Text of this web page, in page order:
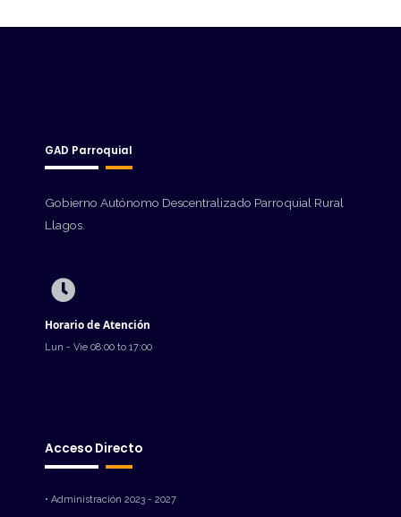
GAD Parroquial
Gobierno Autónomo Descentralizado Parroquial Rural
Llagos.
Horario de Atención
Lun - Vie 08:00 to 17:00
Acceso Directo
• Administración 2023 - 2027